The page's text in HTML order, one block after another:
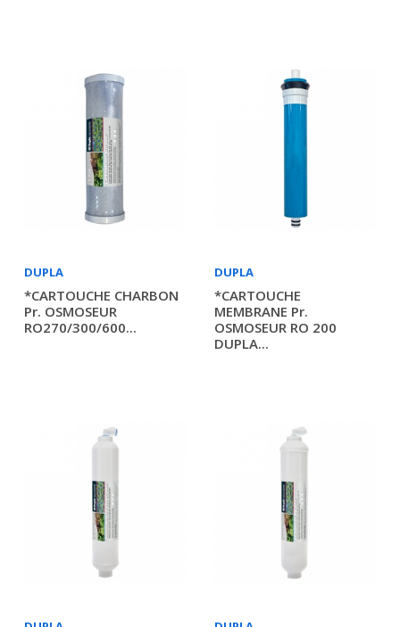
DUPLA
*CARTOUCHE CHARBON
Pr. OSMOSEUR
RO270/300/600...
DUPLA
*CARTOUCHE
MEMBRANE Pr.
OSMOSEUR RO 200
DUPLA...